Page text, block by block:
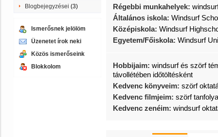
Blogbejegyzései (3)
Ismerősnek jelölöm
Üzenetet írok neki
Közös ismerőseink
Blokkolom
Régebbi munkahelyek:
Általános iskola: Windsurf
Középiskola: Windsurf
Egyetem/Főiskola: Windsurf
Hobbijaim: windsurf és szörf
távollétében időtöltésként
Kedvenc könyveim: szörf
Kedvenc filmjeim: szörf
Kedvenc zenéim: windsurf